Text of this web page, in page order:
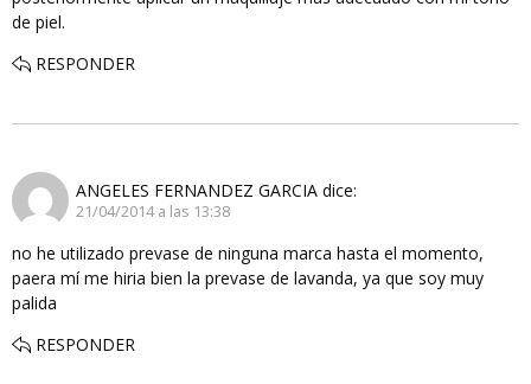
de piel.
RESPONDER
ANGELES FERNANDEZ GARCIA dice:
21/04/2014 a las 13:38
no he utilizado prevase de ninguna marca hasta el momento,
paera mí me hiria bien la prevase de lavanda, ya que soy muy
palida
RESPONDER